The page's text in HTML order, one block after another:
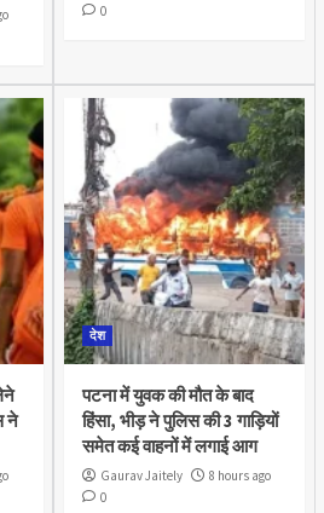
0
ने
देश
पटना में युवक की मौत के बाद
हिंसा, भीड़ ने पुलिस की 3 गाड़ियों
समेत कई वाहनों में लगाई आग
Gaurav Jaitely
8 hours ago
0